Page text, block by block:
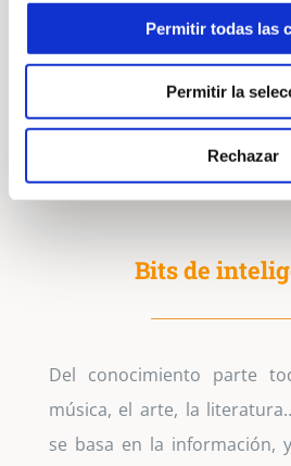
Permitir todas las
Permitir la
Rechazar
funciones visuales y
que conecta sus dos
cuya buena
aprendizaje con éxito para el
Bits de
Del conocimiento parte
música, el arte, la
se basa en la información,